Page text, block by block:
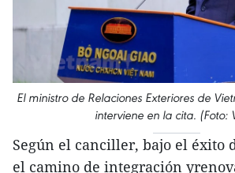
El ministro de Relaciones Exteriores de
interviene en la cita. (Foto:
Según el canciller, bajo el éxito
el camino de integración